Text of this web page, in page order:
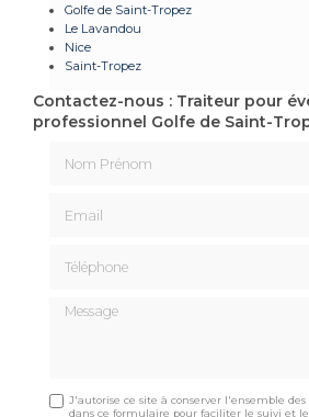
Golfe de Saint-Tropez
Le Lavandou
Nice
Saint-Tropez
Contactez-nous : Traiteur pour
professionnel Golfe de Saint-
Message
J'autorise ce site à conserver l'ensemble
dans ce formulaire pour faciliter le suivi et